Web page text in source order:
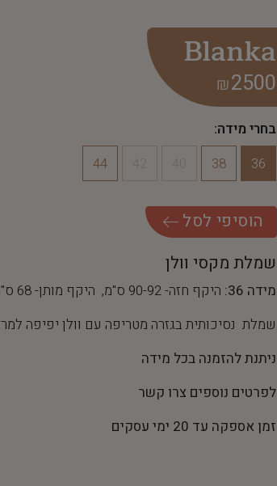
Blanka
2500
₪
בחרי מידה:
36
38
44
הוסיפי לסל
שמלת מקסי וולן
מידה 36:
היקף חזה- 90-92 ס"מ, היקף מותן- 68 ס"מ
שמלת נסיכותית בגזרה מטריפה עם וולן יפיפה
ניתנת להזמנה בכל מידה
לפרטים נוספים צרו קשר
זמן אספקה עד 20 ימי עסקים